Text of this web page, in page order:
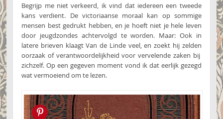
Begrijp me niet verkeerd, ik vind dat iedereen een tweede
kans verdient. De victoriaanse moraal kan op sommige
mensen best gedrukt hebben, en je hoeft niet je hele leven
door jeugdzondes achtervolgd te worden. Maar: Ook in
latere brieven klaagt Van de Linde veel, en zoekt hij zelden
oorzaak of verantwoordelijkheid voor vervelende zaken bij
zichzelf. Op een gegeven moment vond ik dat eerlijk gezegd
wat vermoeiend om te lezen.
Pin this!